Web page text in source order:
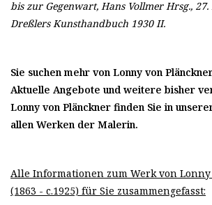
bis zur Gegenwart, Hans Vollmer Hrsg., 27.
Dreßlers Kunsthandbuch 1930 II.
Sie suchen mehr von Lonny von
Aktuelle Angebote und weitere bisher
Lonny von Plänckner finden Sie in
allen Werken der Malerin.
Alle Informationen zum Werk von
(1863 - c.1925) für Sie zusammengefasst: